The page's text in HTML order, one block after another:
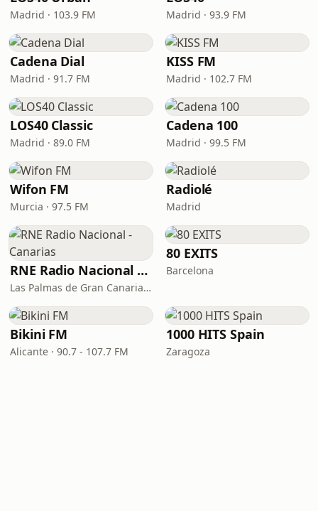
Madrid · 103.9 FM Madrid · 93.9 FM
Cadena Dial
Madrid · 91.7 FM
KISS FM
Madrid · 102.7 FM
LOS40 Classic
Madrid · 89.0 FM
Cadena 100
Madrid · 99.5 FM
Wifon FM
Murcia · 97.5 FM
Radiolé
Madrid
RNE Radio Nacional - Canarias
Las Palmas de Gran Canaria · 92.8 FM
80 EXITS
Barcelona
Bikini FM
Alicante · 90.7 - 107.7 FM
1000 HITS Spain
Zaragoza